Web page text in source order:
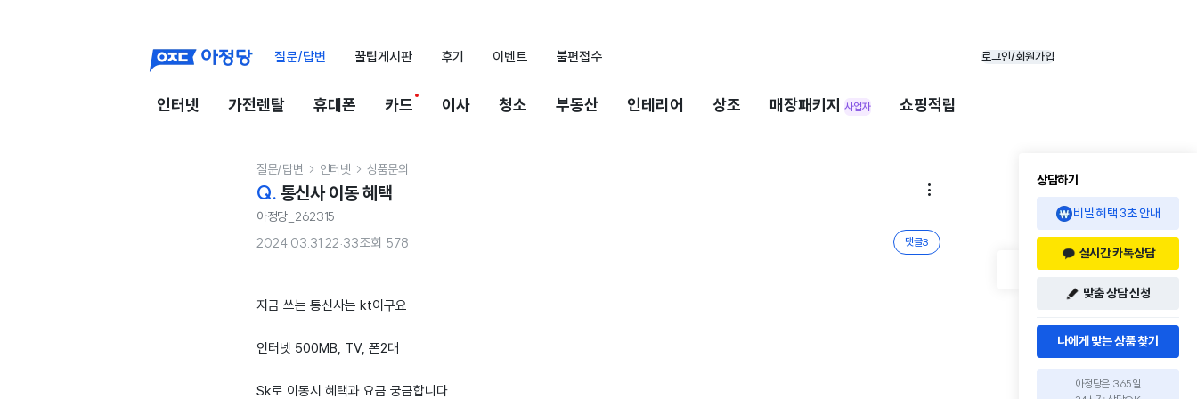
질문/답변 꿀팁게시판 후기 이벤트 불편접수 로그인/회원가입
인터넷 가전렌탈 휴대폰 카드 이사 청소 부동산 인테리어 상조 매장패키지 사업자 쇼핑적립
질문/답변  인터넷  상품문의
Q. 통신사 이동 혜택 
아정당_262315
2024.03.31 22:33조회 578 댓글3
지금 쓰는 통신사는 kt이구요
인터넷 500MB, TV, 폰2대
Sk로 이동시 혜택과 요금 궁금합니다
상담하기
비밀 혜택 3초 안내
실시간 카톡상담
맞춤 상담 신청
나에게 맞는 상품 찾기
아정당은 365일